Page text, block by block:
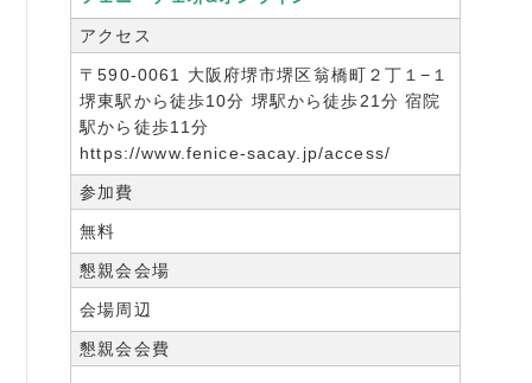
アクセス
〒590-0061 大阪府堺市堺区翁橋町２丁１−１
堺東駅から徒歩10分 堺駅から徒歩21分 宿院
駅から徒歩11分
https://www.fenice-sacay.jp/access/
参加費
無料
懇親会会場
会場周辺
懇親会会費